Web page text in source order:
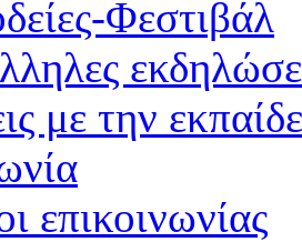
Φεστιβάλ
με την
επικοινωνίας